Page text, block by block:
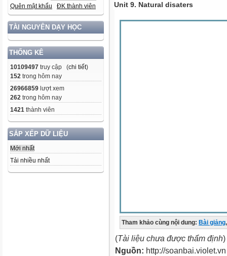
Quên mật khẩu ĐK thành viên
TÀI NGUYÊN DẠY HỌC
THỐNG KÊ
10109497 truy cập (chi tiết)
152 trong hôm nay
26966859 lượt xem
262 trong hôm nay
1421 thành viên
SẮP XẾP DỮ LIỆU
Mới nhất
Tải nhiều nhất
Unit 9. Natural disaters
Tham khảo cùng nội dung: Bài giảng,
(Tài liệu chưa được thẩm định)
Nguồn: http://soanbai.violet.vn